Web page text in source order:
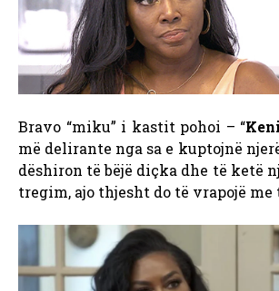
Bravo “miku” i kastit pohoi – “
më delirante nga sa e kuptojnë
dëshiron të bëjë diçka dhe të ketë
tregim, ajo thjesht do të vrapojë me